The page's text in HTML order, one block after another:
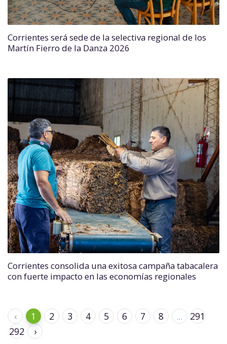
Corrientes será sede de la selectiva regional de los
Martín Fierro de la Danza 2026
Corrientes consolida una exitosa campaña tabacalera
con fuerte impacto en las economías regionales
‹ 1 2 3 4 5 6 7 8 ...
291
292
›